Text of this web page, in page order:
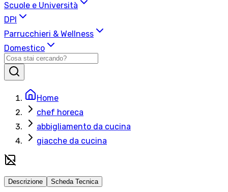
Scuole e Università
DPI
Parrucchieri & Wellness
Domestico
Home
chef horeca
abbigliamento da cucina
giacche da cucina
Descrizione Scheda Tecnica